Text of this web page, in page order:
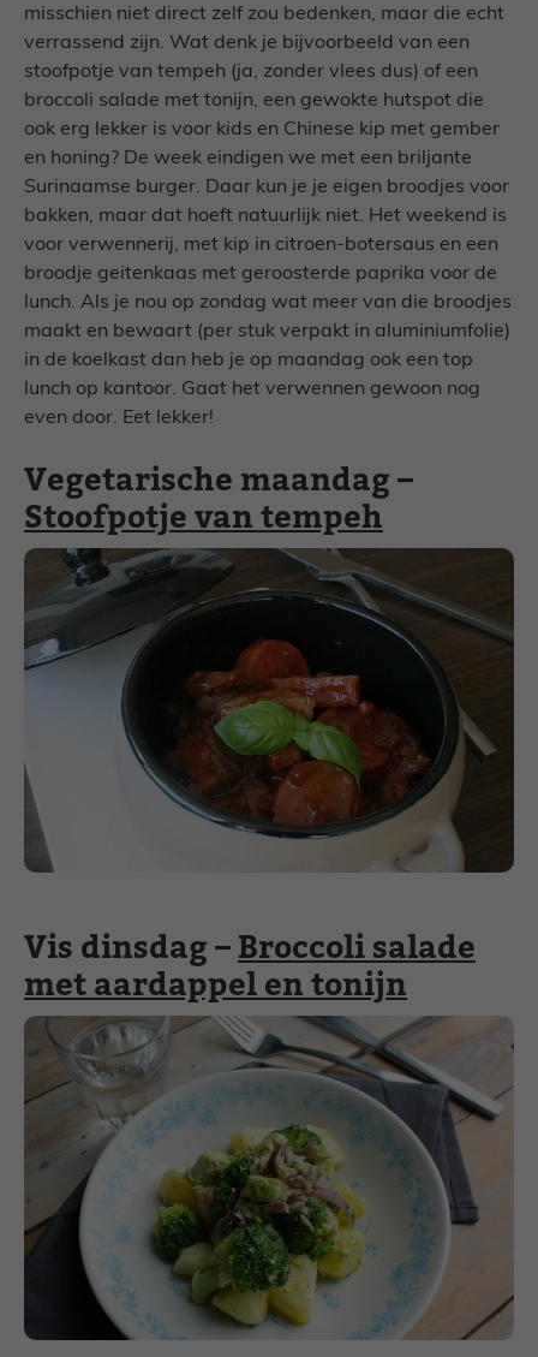
misschien niet direct zelf zou bedenken, maar die echt
verrassend zijn. Wat denk je bijvoorbeeld van een
stoofpotje van tempeh (ja, zonder vlees dus) of een
broccoli salade met tonijn, een gewokte hutspot die
ook erg lekker is voor kids en Chinese kip met gember
en honing? De week eindigen we met een briljante
Surinaamse burger. Daar kun je je eigen broodjes voor
bakken, maar dat hoeft natuurlijk niet. Het weekend is
voor verwennerij, met kip in citroen-botersaus en een
broodje geitenkaas met geroosterde paprika voor de
lunch. Als je nou op zondag wat meer van die broodjes
maakt en bewaart (per stuk verpakt in aluminiumfolie)
in de koelkast dan heb je op maandag ook een top
lunch op kantoor. Gaat het verwennen gewoon nog
even door. Eet lekker!
Vegetarische maandag –
Stoofpotje van tempeh
Vis dinsdag – Broccoli salade
met aardappel en tonijn